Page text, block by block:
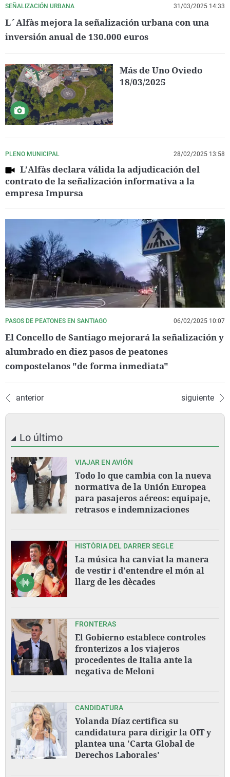
SEÑALIZACIÓN URBANA 31/03/2025 14:33
L´Alfàs mejora la señalización urbana con una
inversión anual de 130.000 euros
Más de Uno Oviedo
18/03/2025
PLENO MUNICIPAL 28/02/2025 13:58
L’Alfàs declara válida la adjudicación del
contrato de la señalización informativa a la
empresa Impursa
PASOS DE PEATONES EN SANTIAGO 06/02/2025 10:07
El Concello de Santiago mejorará la señalización y
alumbrado en diez pasos de peatones
compostelanos "de forma inmediata"
anterior siguiente
Lo último
VIAJAR EN AVIÓN
Todo lo que cambia con la nueva
normativa de la Unión Europea
para pasajeros aéreos: equipaje,
retrasos e indemnizaciones
HISTÒRIA DEL DARRER SEGLE
La música ha canviat la manera
de vestir i d'entendre el món al
llarg de les dècades
FRONTERAS
El Gobierno establece controles
fronterizos a los viajeros
procedentes de Italia ante la
negativa de Meloni
CANDIDATURA
Yolanda Díaz certifica su
candidatura para dirigir la OIT y
plantea una 'Carta Global de
Derechos Laborales'